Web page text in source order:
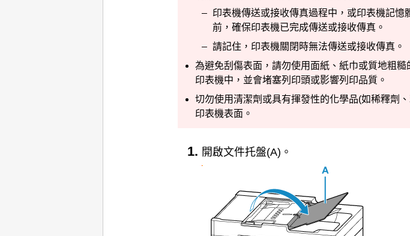
印表機傳送或接收傳真過程中，或印表機記憶
前，確保印表機已完成傳送或接收傳真。
請記住， 印表機關閉時無法傳送或接收傳真。
為避免刮傷表面，請勿使用面紙、紙巾或質地粗糙
印表機中，並會堵塞列印頭或影響列印品質。
切勿使用清潔劑或具有揮發性的化學品(如稀釋劑
印表機表面。
開啟文件托盤(A)。